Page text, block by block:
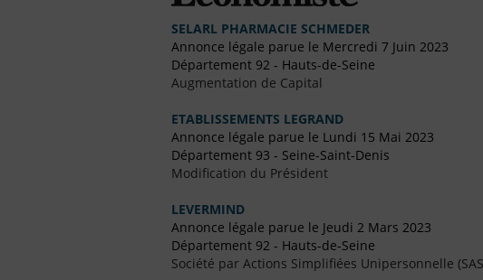
SELARL PHARMACIE SCHMEDER
Annonce légale parue le Mercredi 7 Juin 2023
Département 92 - Hauts-de-Seine
Augmentation de Capital
ETABLISSEMENTS LEGRAND
Annonce légale parue le Lundi 15 Mai 2023
Département 93 - Seine-Saint-Denis
Modification du Président
LEVERMIND
Annonce légale parue le Jeudi 2 Mars 2023
Département 92 - Hauts-de-Seine
Société par Actions Simplifiées Unipersonnelle